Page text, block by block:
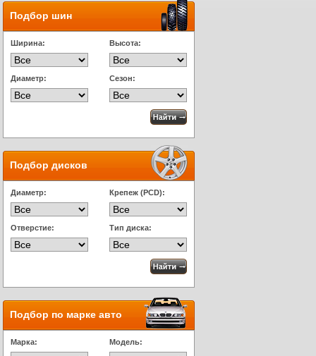
Подбор шин
Ширина: Высота:
Диаметр: Сезон:
Подбор дисков
Диаметр: Крепеж (PCD):
Отверстие: Тип диска:
Подбор по марке авто
Марка: Модель: